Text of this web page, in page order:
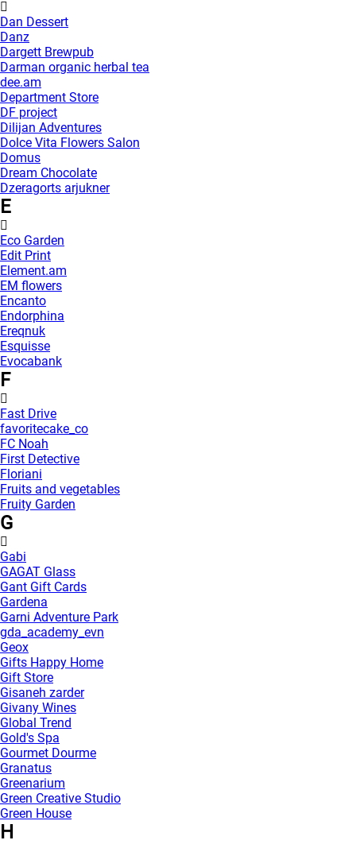
Dan Dessert
Danz
Dargett Brewpub
Darman organic herbal tea
dee.am
Department Store
DF project
Dilijan Adventures
Dolce Vita Flowers Salon
Domus
Dream Chocolate
Dzeragorts arjukner
E
Eco Garden
Edit Print
Element.am
EM flowers
Encanto
Endorphina
Ereqnuk
Esquisse
Evocabank
F
Fast Drive
favoritecake_co
FC Noah
First Detective
Floriani
Fruits and vegetables
Fruity Garden
G
Gabi
GAGAT Glass
Gant Gift Cards
Gardena
Garni Adventure Park
gda_academy_evn
Geox
Gifts Happy Home
Gift Store
Gisaneh zarder
Givany Wines
Global Trend
Gold's Spa
Gourmet Dourme
Granatus
Greenarium
Green Creative Studio
Green House
H